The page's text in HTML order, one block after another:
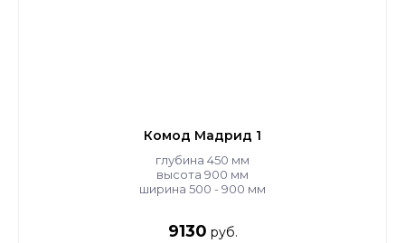
Комод Мадрид 1
глубина 450 мм
высота 900 мм
ширина 500 - 900 мм
9130 руб.